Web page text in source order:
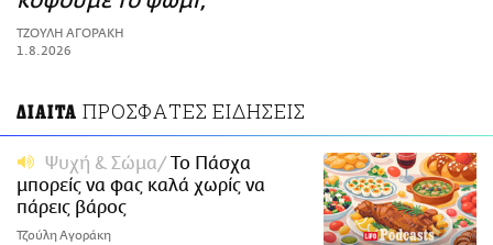
ΑΜΠΑ
PRINT
ΤΖΟΥΛΗ ΑΓΟΡΑΚΗ
1.8.2026
ΔΙΑΙΤΑ ΠΡΟΣΦΑΤΕΣ ΕΙΔΗΣΕΙΣ
Ψυχή & Σώμα
Το Πάσχα
μπορείς να φας καλά χωρίς να
πάρεις βάρος
Τζούλη Αγοράκη